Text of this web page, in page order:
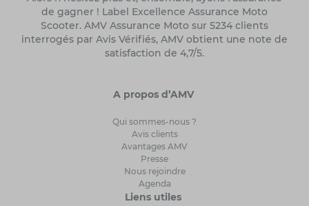
de gagner ! Label Excellence Assurance Moto
Scooter. AMV Assurance Moto sur 5234 clients
interrogés par Avis Vérifiés, AMV obtient une note de
satisfaction de 4,7/5.
A propos d’AMV
Qui sommes-nous ?
Avis clients
Avantages AMV
Presse
Nous rejoindre
Agenda
Liens utiles